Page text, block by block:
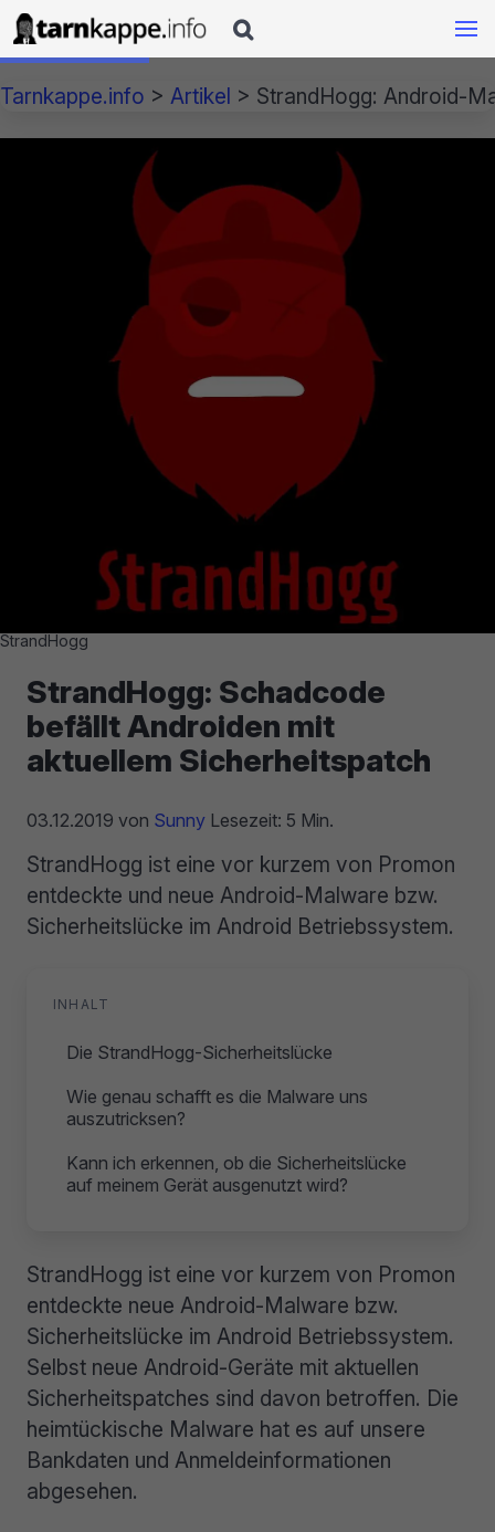

Tarnkappe.info > Artikel > StrandHogg: Android-
StrandHogg
StrandHogg: Schadcode
befällt Androiden mit
aktuellem Sicherheitspatch
03.12.2019 von Sunny Lesezeit: 5 Min.
StrandHogg ist eine vor kurzem von Promon
entdeckte und neue Android-Malware bzw.
Sicherheitslücke im Android Betriebssystem.
INHALT
Die StrandHogg-Sicherheitslücke
Wie genau schafft es die Malware uns
auszutricksen?
Kann ich erkennen, ob die Sicherheitslücke
auf meinem Gerät ausgenutzt wird?
StrandHogg ist eine vor kurzem von Promon
entdeckte neue Android-Malware bzw.
Sicherheitslücke im Android Betriebssystem.
Selbst neue Android-Geräte mit aktuellen
Sicherheitspatches sind davon betroffen. Die
heimtückische Malware hat es auf unsere
Bankdaten und Anmeldeinformationen
abgesehen.